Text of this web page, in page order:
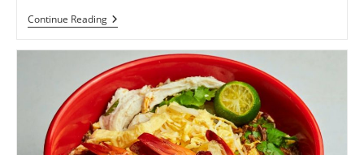
Continue ReadingGiant
Burger,
Porsi
Raksasa
Yang
Menggugah
Selera
Dan
Menciptakan
Pengalaman